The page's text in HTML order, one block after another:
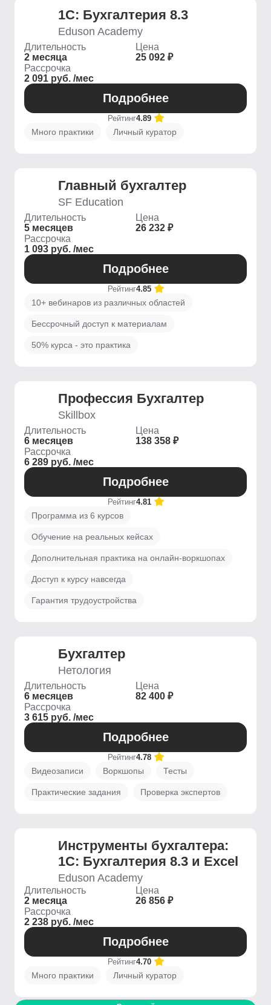
1C: Бухгалтерия 8.3
Eduson Academy
Длительность
2 месяца
Цена
25 092 ₽
Рассрочка
2 091 руб. /мес
Подробнее
Рейтинг4.89
Много практики Личный куратор
Главный бухгалтер
SF Education
Длительность
5 месяцев
Цена
26 232 ₽
Рассрочка
1 093 руб. /мес
Подробнее
Рейтинг4.85
10+ вебинаров из различных областей
Бессрочный доступ к материалам
50% курса - это практика
Профессия Бухгалтер
Skillbox
Длительность
6 месяцев
Цена
138 358 ₽
Рассрочка
6 289 руб. /мес
Подробнее
Рейтинг4.81
Программа из 6 курсов
Обучение на реальных кейсах
Дополнительная практика на онлайн-воркшопах
Доступ к курсу навсегда
Гарантия трудоустройства
Бухгалтер
Нетология
Длительность
6 месяцев
Цена
82 400 ₽
Рассрочка
3 615 руб. /мес
Подробнее
Рейтинг4.78
Видеозаписи Воркшопы Тесты
Практические задания Проверка экспертов
Инструменты бухгалтера:
1C: Бухгалтерия 8.3 и Excel
Eduson Academy
Длительность
2 месяца
Цена
26 856 ₽
Рассрочка
2 238 руб. /мес
Подробнее
Рейтинг4.70
Много практики Личный куратор